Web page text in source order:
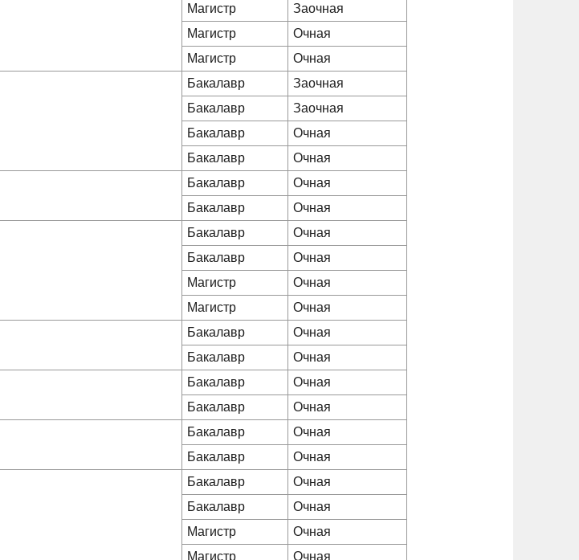
Магистр
Заочная
Магистр
Очная
Магистр
Очная
Бакалавр
Заочная
Бакалавр
Заочная
Бакалавр
Очная
Бакалавр
Очная
Бакалавр
Очная
Бакалавр
Очная
Бакалавр
Очная
Бакалавр
Очная
Магистр
Очная
Магистр
Очная
Бакалавр
Очная
Бакалавр
Очная
Бакалавр
Очная
Бакалавр
Очная
Бакалавр
Очная
Бакалавр
Очная
Бакалавр
Очная
Бакалавр
Очная
Магистр
Очная
Магистр
Очная